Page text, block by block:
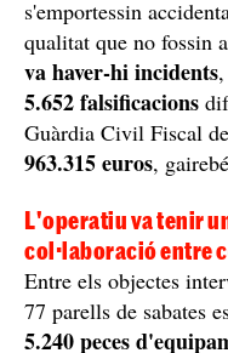
s'emportessin
qualitat que no fossin
va haver-hi incidents
5.652 falsificacions
Guàrdia Civil Fiscal
963.315 euros,
L'operatiu va tenir
col·laboració entre
Entre els objectes
77 parells de sabates
5.240 peces